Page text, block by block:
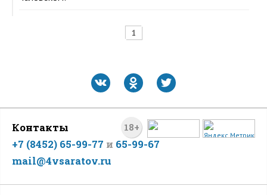
1
18+
Контакты
+7 (8452) 65-99-77 и 65-99-67
mail@4vsaratov.ru